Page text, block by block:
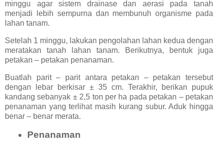
minggu agar sistem drainase dan aerasi pada tanah
menjadi lebih sempurna dan membunuh organisme pada
lahan tanam.
Setelah 1 minggu, lakukan pengolahan lahan kedua dengan
meratakan tanah lahan tanam. Berikutnya, bentuk juga
petakan – petakan penanaman.
Buatlah parit – parit antara petakan – petakan tersebut
dengan lebar berkisar ± 35 cm. Terakhir, berikan pupuk
kandang sebanyak ± 2,5 ton per ha pada petakan – petakan
penanaman yang terlihat masih kurang subur. Aduk hingga
benar – benar merata.
Penanaman